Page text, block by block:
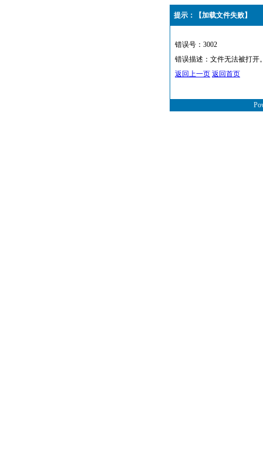
提示：【加载文件失败】
错误号：3002
错误描述：文件无法被打开
返回上一页 返回首页